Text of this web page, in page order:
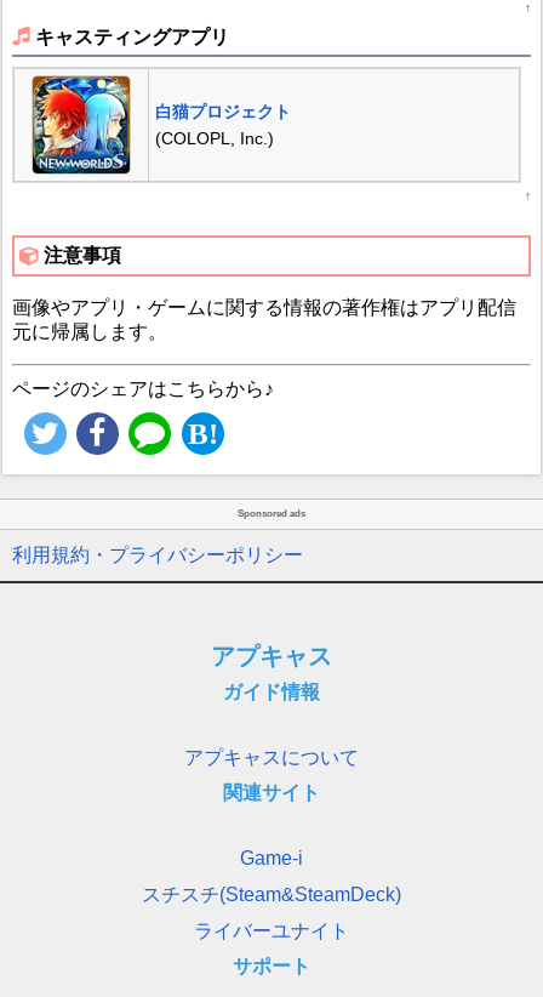
↑
キャスティングアプリ
白猫プロジェクト
(COLOPL, Inc.)
↑
注意事項
画像やアプリ・ゲームに関する情報の著作権はアプリ配信
元に帰属します。
ページのシェアはこちらから♪
Sponsored ads
利用規約・プライバシーポリシー
アプキャス
ガイド情報
アプキャスについて
関連サイト
Game-i
スチスチ(Steam&SteamDeck)
ライバーユナイト
サポート